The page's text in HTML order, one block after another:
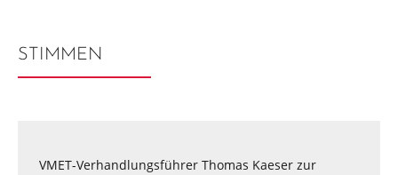
STIMMEN
VMET-Verhandlungsführer Thomas Kaeser zur